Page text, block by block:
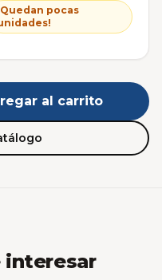
pocas
al carrito
interesar